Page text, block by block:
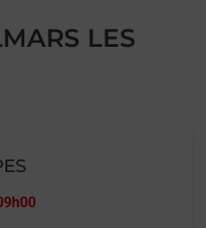
LES